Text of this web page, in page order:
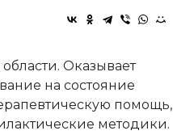
Оказывает
на состояние
помощь,
методики.